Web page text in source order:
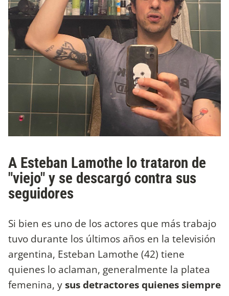
A Esteban Lamothe lo trataron de
"viejo" y se descargó contra sus
seguidores
Si bien es uno de los actores que más trabajo
tuvo durante los últimos años en la televisión
argentina, Esteban Lamothe (42) tiene
quienes lo aclaman, generalmente la platea
femenina, ysus detractores quienes siempre